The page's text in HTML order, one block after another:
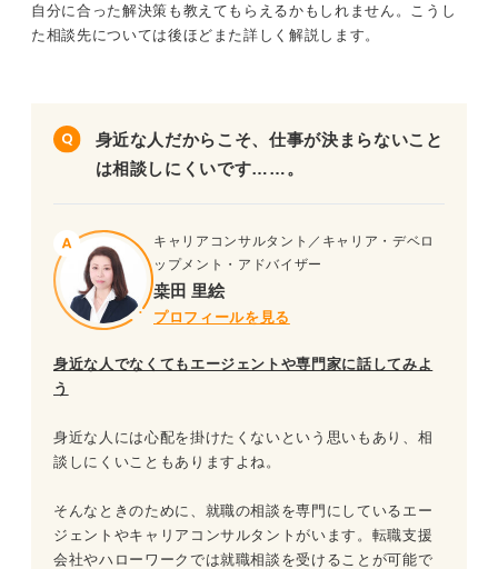
自分に合った解決策も教えてもらえるかもしれません。こうし
た相談先については後ほどまた詳しく解説します。
身近な人だからこそ、仕事が決まらないこと
は相談しにくいです……。
キャリアコンサルタント／キャリア・デベロ
ップメント・アドバイザー
桒田 里絵
プロフィールを見る
身近な人でなくてもエージェントや専門家に話してみよ
う
身近な人には心配を掛けたくないという思いもあり、相
談しにくいこともありますよね。
そんなときのために、就職の相談を専門にしているエー
ジェントやキャリアコンサルタントがいます。転職支援
会社やハローワークでは就職相談を受けることが可能で